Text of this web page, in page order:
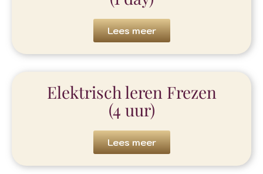
Lees meer
Elektrisch leren Frezen
(4 uur)
Lees meer